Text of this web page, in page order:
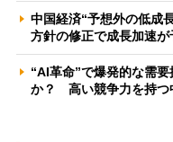
中国経済“予想外の低成
方針の修正で成長加速
“AI革命”で爆発的な需
か？ 高い競争力を持つ